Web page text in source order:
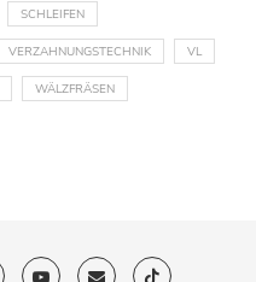
SCHLEIFEN
VERZAHNUNGSTECHNIK VL
WÄLZFRÄSEN